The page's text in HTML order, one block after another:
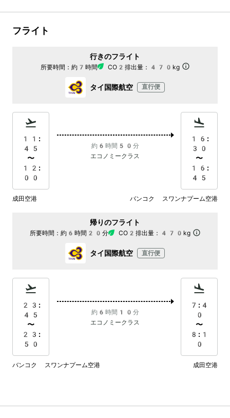
フライト
行きのフライト
所要時間： 約7時間 CO2排出量： 470kg
タイ国際航空 直行便
11:
45
〜
12:
00
約6時間50分
エコノミークラス
16:
30
〜
16:
45
成田空港 バンコク スワンナプーム空港
帰りのフライト
所要時間： 約6時間20分 CO2排出量： 470kg
タイ国際航空 直行便
23:
45
〜
23:
50
約6時間10分
エコノミークラス
7:4
0
〜
8:1
0
バンコク スワンナプーム空港 成田空港